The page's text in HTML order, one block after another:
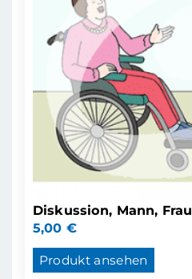
Diskussion, Mann, Frau
5,00 €
Produkt ansehen